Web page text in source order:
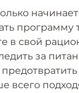
в свой
за
всего